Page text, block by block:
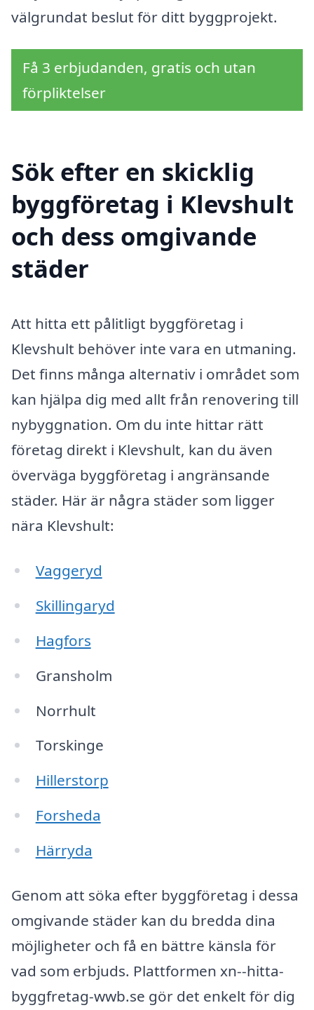
välgrundat beslut för ditt byggprojekt.
Få 3 erbjudanden, gratis och utan
förpliktelser
Sök efter en skicklig
byggföretag i Klevshult
och dess omgivande
städer
Att hitta ett pålitligt byggföretag i
Klevshult behöver inte vara en utmaning.
Det finns många alternativ i området som
kan hjälpa dig med allt från renovering till
nybyggnation. Om du inte hittar rätt
företag direkt i Klevshult, kan du även
överväga byggföretag i angränsande
städer. Här är några städer som ligger
nära Klevshult:
Vaggeryd
Skillingaryd
Hagfors
Gransholm
Norrhult
Torskinge
Hillerstorp
Forsheda
Härryda
Genom att söka efter byggföretag i dessa
omgivande städer kan du bredda dina
möjligheter och få en bättre känsla för
vad som erbjuds. Plattformen xn--hitta-
byggfretag-wwb.se gör det enkelt för dig